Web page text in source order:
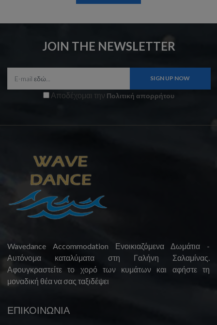
JOIN THE NEWSLETTER
Αποδέχομαι την Πολιτική απορρήτου
Wavedance Accommodation Ενοικιαζόμενα Δωμάτια -
Αυτόνομα καταλύματα στη Γαλήνη Σαλαμίνας.
Αφουγκραστείτε το χορό των κυμάτων και αφήστε τη
μοναδική θέα να σας ταξιδέψει
ΕΠΙΚΟΙΝΩΝΙΑ